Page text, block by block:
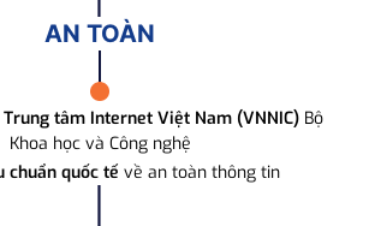
AN TOÀN
Trung tâm Internet Việt Nam (VNNIC) Bộ
Khoa học và Công nghệ
chuẩn quốc tế về an toàn thông tin